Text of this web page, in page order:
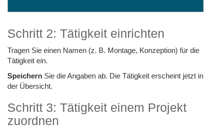
Schritt 2: Tätigkeit einrichten
Tragen Sie einen Namen (z. B. Montage, Konzeption) für die
Tätigkeit ein.
Speichern Sie die Angaben ab. Die Tätigkeit erscheint jetzt in
der Übersicht.
Schritt 3: Tätigkeit einem Projekt
zuordnen